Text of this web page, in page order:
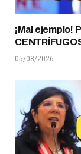
¡Mal ejemplo!
05/08/2026